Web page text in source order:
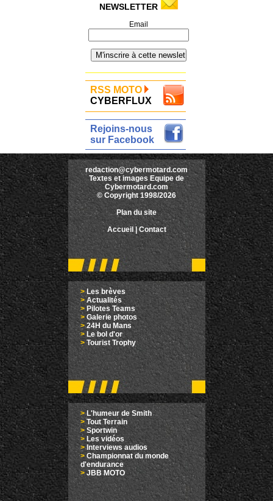
NEWSLETTER
Email
RSS MOTO
CYBERFLUX
Rejoins-nous
sur Facebook
redaction@cybermotard.com
Textes et images Equipe de
Cybermotard.com
© Copyright 1998/2026
Plan du site
Accueil |Contact
>Les brèves
> Actualités
> Pilotes Teams
>Galerie photos
>24H du Mans
>Le bol d'or
> Tourist Trophy
>L'humeur de Smith
> Tout Terrain
> Sportwin
> Les vidéos
> Interviews audios
>Championnat du monde
d'endurance
> JBB MOTO